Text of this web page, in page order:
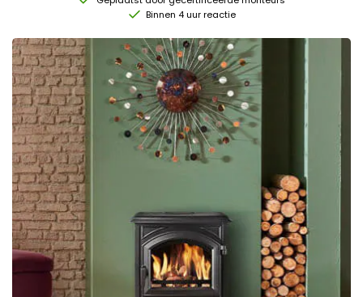
Binnen 4 uur reactie